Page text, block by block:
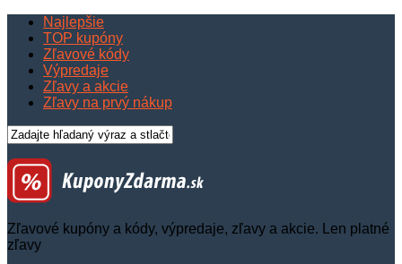
Najlepšie
TOP kupóny
Zľavové kódy
Výpredaje
Zľavy a akcie
Zľavy na prvý nákup
Zľavové kupóny a kódy, výpredaje, zľavy a akcie. Len platné
zľavy